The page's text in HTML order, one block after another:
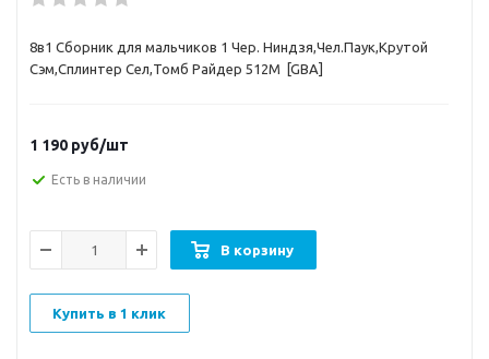
8в1 Сборник для мальчиков 1 Чер. Ниндзя,Чел.Паук,Крутой
Сэм,Сплинтер Сел,Томб Райдер 512M [GBA]
1 190 руб/шт
Есть в наличии
В корзину
Купить в 1 клик